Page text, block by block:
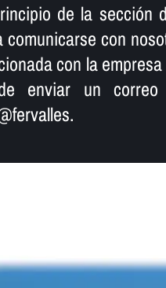
de la sección
comunicarse con
con la
enviar un